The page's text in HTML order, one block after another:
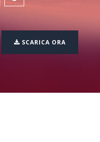
SCARICA ORA